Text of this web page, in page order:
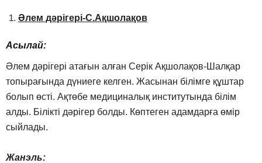
Әлем дәрігері-С.Ақшолақов
Асылай:
Әлем дәрігері атағын алған Серік Ақшолақов-Шалқар
топырағында дүниеге келген. Жасынан білімге құштар
болып өсті. Ақтөбе медициналық институтында білім
алды. Білікті дәрігер болды. Көптеген адамдарға өмір
сыйлады.
Жанэль: